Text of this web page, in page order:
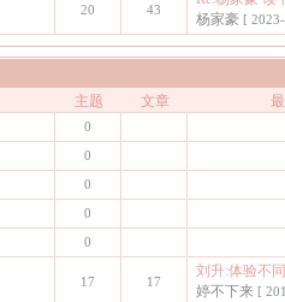
20 43
杨家豪 [
主题 文章
0
0
0
0
0
17 17
刘升:体验不
婷不下来 [